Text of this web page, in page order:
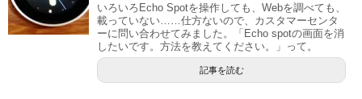
いろいろEcho Spotを操作しても、Webを調べても、
載っていない……仕方ないので、カスタマーセンタ
ーに問い合わせてみました。「Echo spotの画面を消
したいです。方法を教えてください。」って。
記事を読む